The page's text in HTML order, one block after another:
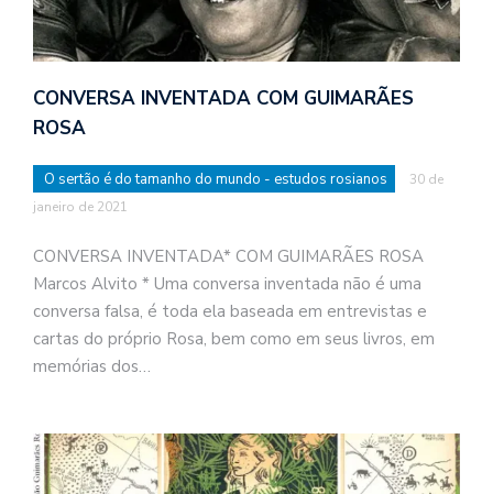
CONVERSA INVENTADA COM GUIMARÃES
ROSA
O sertão é do tamanho do mundo - estudos rosianos
30 de
janeiro de 2021
CONVERSA INVENTADA* COM GUIMARÃES ROSA
Marcos Alvito * Uma conversa inventada não é uma
conversa falsa, é toda ela baseada em entrevistas e
cartas do próprio Rosa, bem como em seus livros, em
memórias dos…